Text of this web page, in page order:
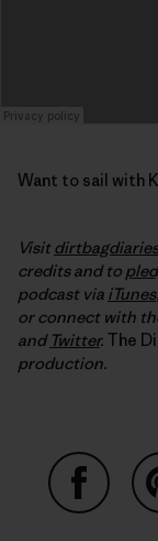
Want to sail with
Visit
credits and to
podcast via iTunes,
or connect with
and Twitter. The
production.